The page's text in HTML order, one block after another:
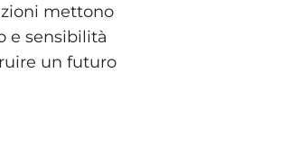
mettono
e sensibilità
un futuro